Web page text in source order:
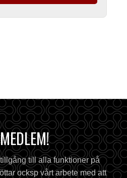
till alla funktioner på
ocksp vårt arbete med att